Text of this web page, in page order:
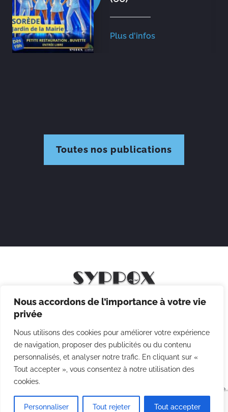
Nous accordons de l’importance à votre vie
privée
Nous utilisons des cookies pour améliorer votre expérience
de navigation, proposer des publicités ou du contenu
personnalisés, et analyser notre trafic. En cliquant sur «
Tout accepter », vous consentez à notre utilisation des
cookies.
Personnaliser Tout rejeter Tout accepter
Plus d'infos
Toutes nos publications
Mentions légales
Politique des cookies
CGV
Agence
Point Com